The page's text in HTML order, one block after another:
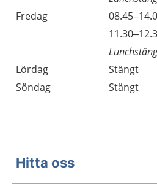
Fredag
Lördag
Stängt
Söndag
Stängt
Hitta oss